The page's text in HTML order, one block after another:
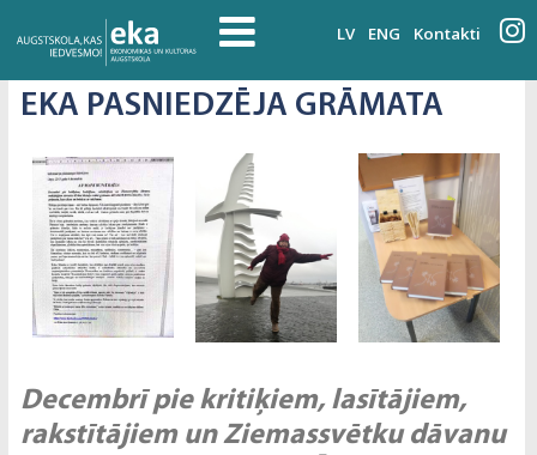
LV ENG Kontakti
EKA PASNIEDZĒJA GRĀMATA
Decembrī pie kritiķiem, lasītājiem,
rakstītājiem un Ziemassvētku dāvanu